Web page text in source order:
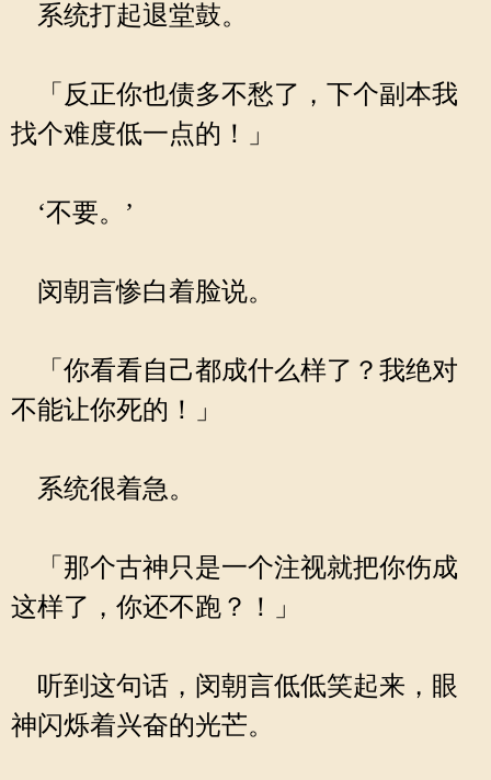
系统打起退堂鼓。
「反正你也债多不愁了，下个副本我
找个难度低一点的！」
‘不要。’
闵朝言惨白着脸说。
「你看看自己都成什么样了？我绝对
不能让你死的！」
系统很着急。
「那个古神只是一个注视就把你伤成
这样了，你还不跑？！」
听到这句话，闵朝言低低笑起来，眼
神闪烁着兴奋的光芒。